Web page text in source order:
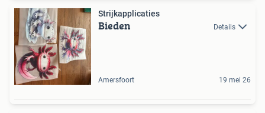
Strijkapplicaties
Bieden Details
Amersfoort 19 mei 26